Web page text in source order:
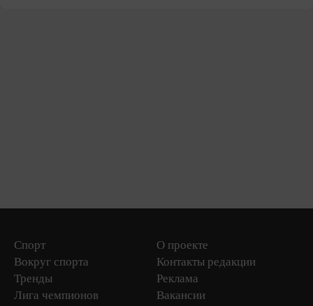
Спорт
Вокруг спорта
Тренды
Лига чемпионов
О проекте
Контакты редакции
Реклама
Вакансии